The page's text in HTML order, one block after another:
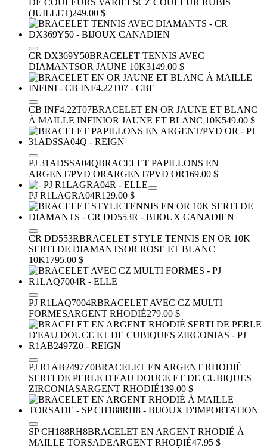
(JUILLET)249.00 $
CR DX369Y50BRACELET TENNIS AVEC
DIAMANTSOR JAUNE 10K3149.00 $
CB INF4.22T07BRACELET EN OR JAUNE ET BLANC
À MAILLE INFINIOR JAUNE ET BLANC 10K549.00 $
PJ 31ADSSA04QBRACELET PAPILLONS EN
ARGENT/PVD ORARGENT/PVD OR169.00 $
PJ R1LAGRA04R129.00 $
CR DD553RBRACELET STYLE TENNIS EN OR 10K
SERTI DE DIAMANTSOR ROSE ET BLANC
10K1795.00 $
PJ R1LAQ7004RBRACELET AVEC CZ MULTI
FORMESARGENT RHODIÉ279.00 $
PJ R1AB2497Z0BRACELET EN ARGENT RHODIÉ
SERTI DE PERLE D'EAU DOUCE ET DE CUBIQUES
ZIRCONIASARGENT RHODIÉ139.00 $
SP CH188RH8BRACELET EN ARGENT RHODIÉ À
MAILLE TORSADEARGENT RHODIÉ47.95 $